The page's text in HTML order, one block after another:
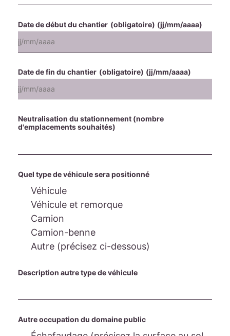
Date de début du chantier (obligatoire) (jj/mm/aaaa)
Date de fin du chantier (obligatoire) (jj/mm/aaaa)
Neutralisation du stationnement (nombre
d'emplacements souhaités)
Quel type de véhicule sera positionné
Véhicule
Véhicule et remorque
Camion
Camion-benne
Autre (précisez ci-dessous)
Description autre type de véhicule
Autre occupation du domaine public